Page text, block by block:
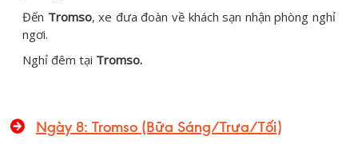
Đến Tromso, xe đưa đoàn về khách sạn nhận phòng nghỉ
ngơi.
Nghỉ đêm tại Tromso.
Ngày 8: Tromso (Bữa Sáng/Trưa/Tối)